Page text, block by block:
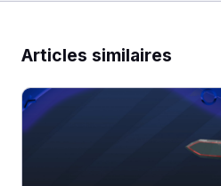
Articles similaires